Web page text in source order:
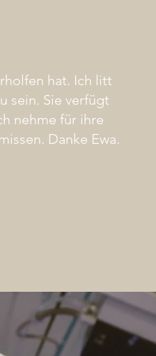
hat. Ich litt
sein. Sie verfügt
nehme für ihre
Danke Ewa.